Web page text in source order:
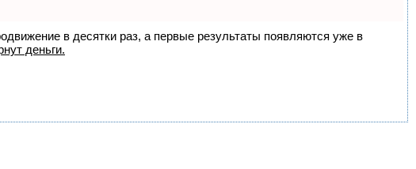
в десятки раз, а первые результаты появляются уже в
деньги.